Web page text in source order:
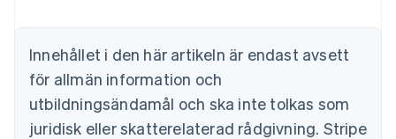
Innehållet i den här artikeln är endast avsett
för allmän information och
utbildningsändamål och ska inte tolkas som
juridisk eller skatterelaterad rådgivning. Stripe
Bulgarien
Cypern
English
English
Estland